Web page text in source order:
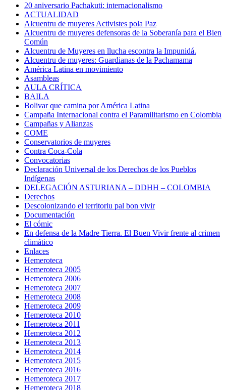
20 aniversario Pachakuti: internacionalismo
ACTUALIDAD
Alcuentru de muyeres Activistes pola Paz
Alcuentru de muyeres defensoras de la Soberanía para el Bien
Común
Alcuentru de Muyeres en llucha escontra la Impunidá.
Alcuentru de muyeres: Guardianas de la Pachamama
América Latina en movimiento
Asambleas
AULA CRÍTICA
BAILA
Bolivar que camina por América Latina
Campaña Internacional contra el Paramilitarismo en Colombia
Campañas y Alianzas
COME
Conservatorios de muyeres
Contra Coca-Cola
Convocatorias
Declaración Universal de los Derechos de los Pueblos
Indígenas
DELEGACIÓN ASTURIANA – DDHH – COLOMBIA
Derechos
Descolonizando el territoriu pal bon vivir
Documentación
El cómic
En defensa de la Madre Tierra. El Buen Vivir frente al crimen
climático
Enlaces
Hemeroteca
Hemeroteca 2005
Hemeroteca 2006
Hemeroteca 2007
Hemeroteca 2008
Hemeroteca 2009
Hemeroteca 2010
Hemeroteca 2011
Hemeroteca 2012
Hemeroteca 2013
Hemeroteca 2014
Hemeroteca 2015
Hemeroteca 2016
Hemeroteca 2017
Hemeroteca 2018